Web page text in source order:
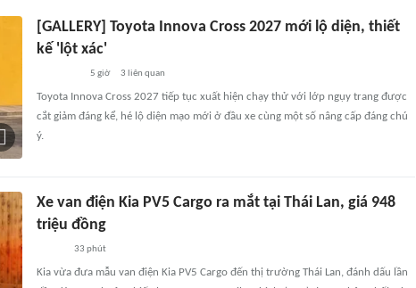
[GALLERY] Toyota Innova Cross 2027 mới lộ diện, thiết
kế 'lột xác'
5 giờ 3 liên quan
Toyota Innova Cross 2027 tiếp tục xuất hiện chạy thử với lớp ngụy trang được
cắt giảm đáng kể, hé lộ diện mạo mới ở đầu xe cùng một số nâng cấp đáng chú
ý.
Xe van điện Kia PV5 Cargo ra mắt tại Thái Lan, giá 948
triệu đồng
33 phút
Kia vừa đưa mẫu van điện Kia PV5 Cargo đến thị trường Thái Lan, đánh dấu lần